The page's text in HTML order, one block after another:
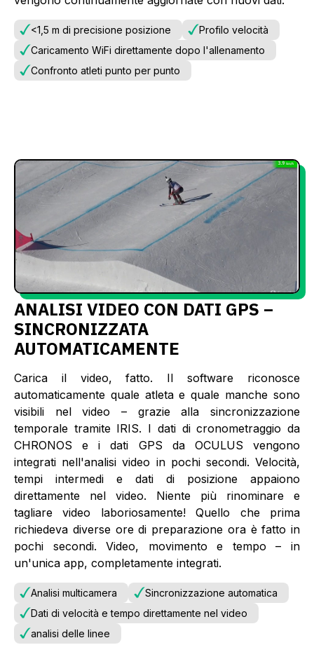
<1,5 m di precisione posizione
Profilo velocità
Caricamento WiFi direttamente dopo l'allenamento
Confronto atleti punto per punto
ANALISI VIDEO CON DATI GPS –
SINCRONIZZATA
AUTOMATICAMENTE
Carica il video, fatto. Il software riconosce
automaticamente quale atleta e quale manche sono
visibili nel video – grazie alla sincronizzazione
temporale tramite IRIS. I dati di cronometraggio da
CHRONOS e i dati GPS da OCULUS vengono
integrati nell'analisi video in pochi secondi. Velocità,
tempi intermedi e dati di posizione appaiono
direttamente nel video. Niente più rinominare e
tagliare video laboriosamente! Quello che prima
richiedeva diverse ore di preparazione ora è fatto in
pochi secondi. Video, movimento e tempo – in
un'unica app, completamente integrati.
Analisi multicamera
Sincronizzazione automatica
Dati di velocità e tempo direttamente nel video
analisi delle linee